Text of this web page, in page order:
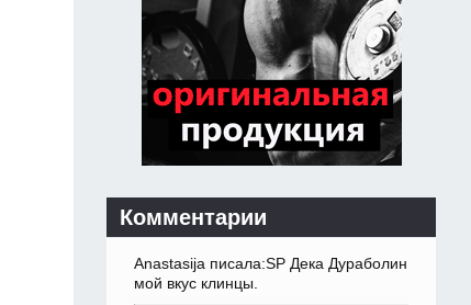
Комментарии
Anastasija писала:SP Дека Дураболин
мой вкус клинцы.